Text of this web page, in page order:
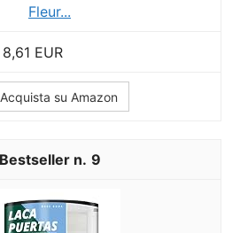
Fleur...
8,61 EUR
Acquista su Amazon
9